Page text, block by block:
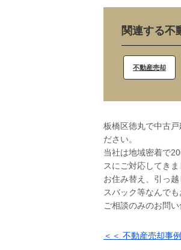
関連する不
不動産売却
板橋区徳丸で中古
ださい。
当社は地域密着で
スにご対応してきま
お住み替え、引っ
スバック等なんでも
ご相談のみのお問
＜＜ 不動産売却事